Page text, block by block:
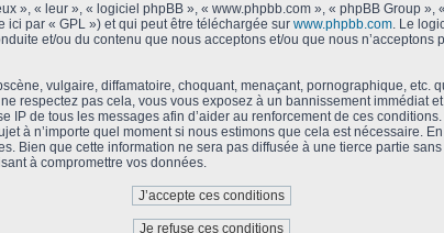
», « leur », « logiciel phpBB », « www.phpbb.com », « phpBB Group
ici par « GPL ») et qui peut être téléchargée sur www.phpbb.com. Le
et/ou du contenu que nous acceptons et/ou que nous
vulgaire, diffamatoire, choquant, menaçant, pornographique, etc.
respectez pas cela, vous vous exposez à un bannissement immédiat
IP de tous les messages afin d’aider au renforcement de ces
à n’importe quel moment si nous estimons que cela est nécessaire.
Bien que cette information ne sera pas diffusée à une tierce partie
à compromettre vos données.